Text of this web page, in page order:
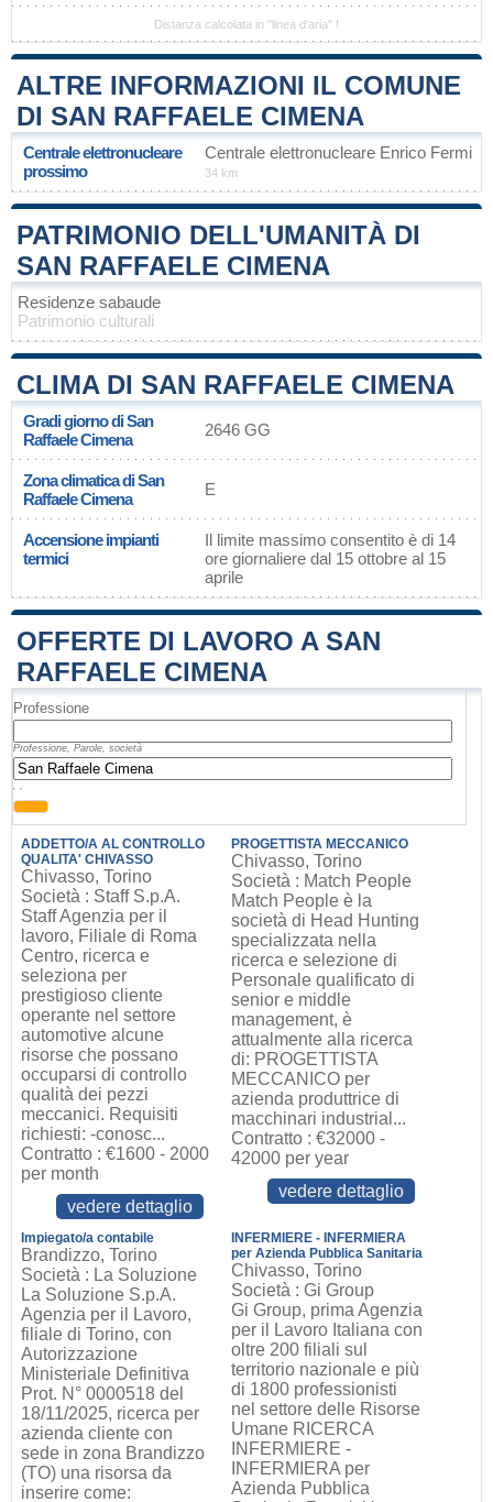
Distanza calcolata in "linea d'aria" !
ALTRE INFORMAZIONI IL COMUNE
DI SAN RAFFAELE CIMENA
Centrale elettronucleare
prossimo
Centrale elettronucleare Enrico Fermi
34 km
PATRIMONIO DELL'UMANITÀ DI
SAN RAFFAELE CIMENA
Residenze sabaude
Patrimonio culturali
CLIMA DI SAN RAFFAELE CIMENA
Gradi giorno di San
Raffaele Cimena
2646 GG
Zona climatica di San
Raffaele Cimena
E
Accensione impianti
termici
Il limite massimo consentito è di 14
ore giornaliere dal 15 ottobre al 15
aprile
OFFERTE DI LAVORO A SAN
RAFFAELE CIMENA
Professione
Professione, Parole, società
, ,
ADDETTO/A AL CONTROLLO
QUALITA' CHIVASSO
Chivasso, Torino
Società : Staff S.p.A.
Staff Agenzia per il
lavoro, Filiale di Roma
Centro, ricerca e
seleziona per
prestigioso cliente
operante nel settore
automotive alcune
risorse che possano
occuparsi di controllo
qualità dei pezzi
meccanici. Requisiti
richiesti: -conosc...
Contratto : €1600 - 2000
per month
vedere dettaglio
PROGETTISTA MECCANICO
Chivasso, Torino
Società : Match People
Match People è la
società di Head Hunting
specializzata nella
ricerca e selezione di
Personale qualificato di
senior e middle
management, è
attualmente alla ricerca
di: PROGETTISTA
MECCANICO per
azienda produttrice di
macchinari industrial...
Contratto : €32000 -
42000 per year
vedere dettaglio
Impiegato/a contabile
Brandizzo, Torino
Società : La Soluzione
La Soluzione S.p.A.
Agenzia per il Lavoro,
filiale di Torino, con
Autorizzazione
Ministeriale Definitiva
Prot. N° 0000518 del
18/11/2025, ricerca per
azienda cliente con
sede in zona Brandizzo
(TO) una risorsa da
inserire come:
INFERMIERE - INFERMIERA
per Azienda Pubblica Sanitaria
Chivasso, Torino
Società : Gi Group
Gi Group, prima Agenzia
per il Lavoro Italiana con
oltre 200 filiali sul
territorio nazionale e più
di 1800 professionisti
nel settore delle Risorse
Umane RICERCA
INFERMIERE -
INFERMIERA per
Azienda Pubblica